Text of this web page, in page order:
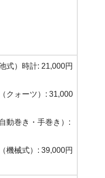
式）時計: 21,000円
クォーツ）: 31,000
動巻き・手巻き）:
機械式）: 39,000円